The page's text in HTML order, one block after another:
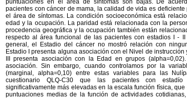
puntuaciones en el área de síntomas son bajas. De
pacientes con cáncer de mama, la calidad de vida es
el área de síntomas. La condición socioeconómica está
edad y la ocupación. La paridad está relacionada con la
procedencia geográfica y la ocupación también están
respecto al área funcional de las pacientes con estadios I -
general, el Estadio del cáncer no mostró relación con
Estadio I presenta alguna asociación con el Nivel de
III presenta asociación con la Edad en grupos
asociación. Sin embargo, cuando controlamos por la
(marginal, alpha=0,10) entre estas variables para las
cuestionario QLQ-C30 que las pacientes con estadío
significativamente más elevadas en la escala función física,
puntuaciones medias de la función de actividades